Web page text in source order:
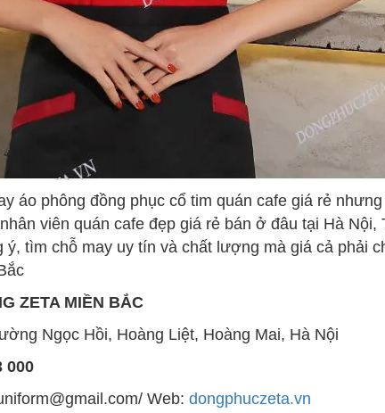
áo phông đồng phục cổ tim quán cafe giá rẻ
viên quán cafe đẹp giá rẻ bán ở đâu tại Hà Nội,
tìm chỗ may uy tín và chất lượng mà giá cả phải
ZETA MIỀN BẮC
Hồi, Hoàng Liệt, Hoàng Mai, Hà Nội
000
Web: dongphuczeta.vn